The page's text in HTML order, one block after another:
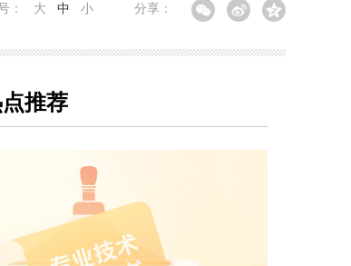
分享：
： 大 中 小
推荐